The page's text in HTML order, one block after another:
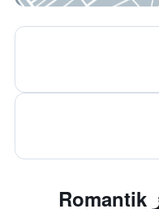
الأسئلة الشائعة عند حجز Romantik